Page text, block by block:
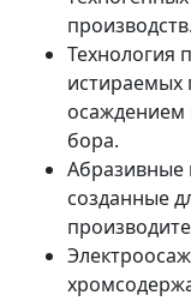
производств.
Технология
истираемых
осаждением
бора.
Абразивные
созданные